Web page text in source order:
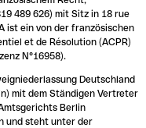
489 626) mit Sitz in 18 rue
ist ein von der französischen
et de Résolution (ACPR)
N°16958).
Deutschland
mit dem Ständigen Vertreter
Berlin
und steht unter der